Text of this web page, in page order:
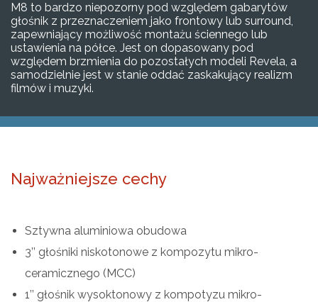
M8 to bardzo niepozorny pod względem gabarytów
głośnik z przeznaczeniem jako frontowy lub surround,
zapewniający możliwość montażu ściennego lub
ustawienia na półce. Jest on dopasowany pod
względem brzmienia do pozostałych modeli Revela, a
samodzielnie jest w stanie oddać zaskakujący realizm
filmów i muzyki.
Najważniejsze cechy
Sztywna aluminiowa obudowa
3’’ głośniki niskotonowe z kompozytu mikro-
ceramicznego (MCC)
1’’ głośnik wysoktonowy z kompotyzu mikro-